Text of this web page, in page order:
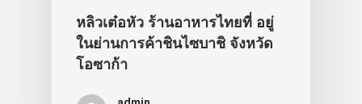
หลิวเต๋อหัว ร้านอาหารไทยที่ อยู่
ในย่านการค้าชินไซบาชิ จังหวัด
โอซาก้า